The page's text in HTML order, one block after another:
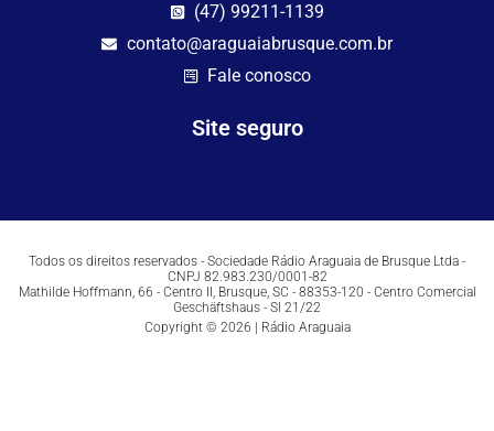
(47) 99211-1139
contato@araguaiabrusque.com.br
Fale conosco
Site seguro
Todos os direitos reservados - Sociedade Rádio Araguaia de Brusque Ltda -
CNPJ 82.983.230/0001-82
Mathilde Hoffmann, 66 - Centro II, Brusque, SC - 88353-120 - Centro Comercial
Geschäftshaus - Sl 21/22
Copyright © 2026 | Rádio Araguaia